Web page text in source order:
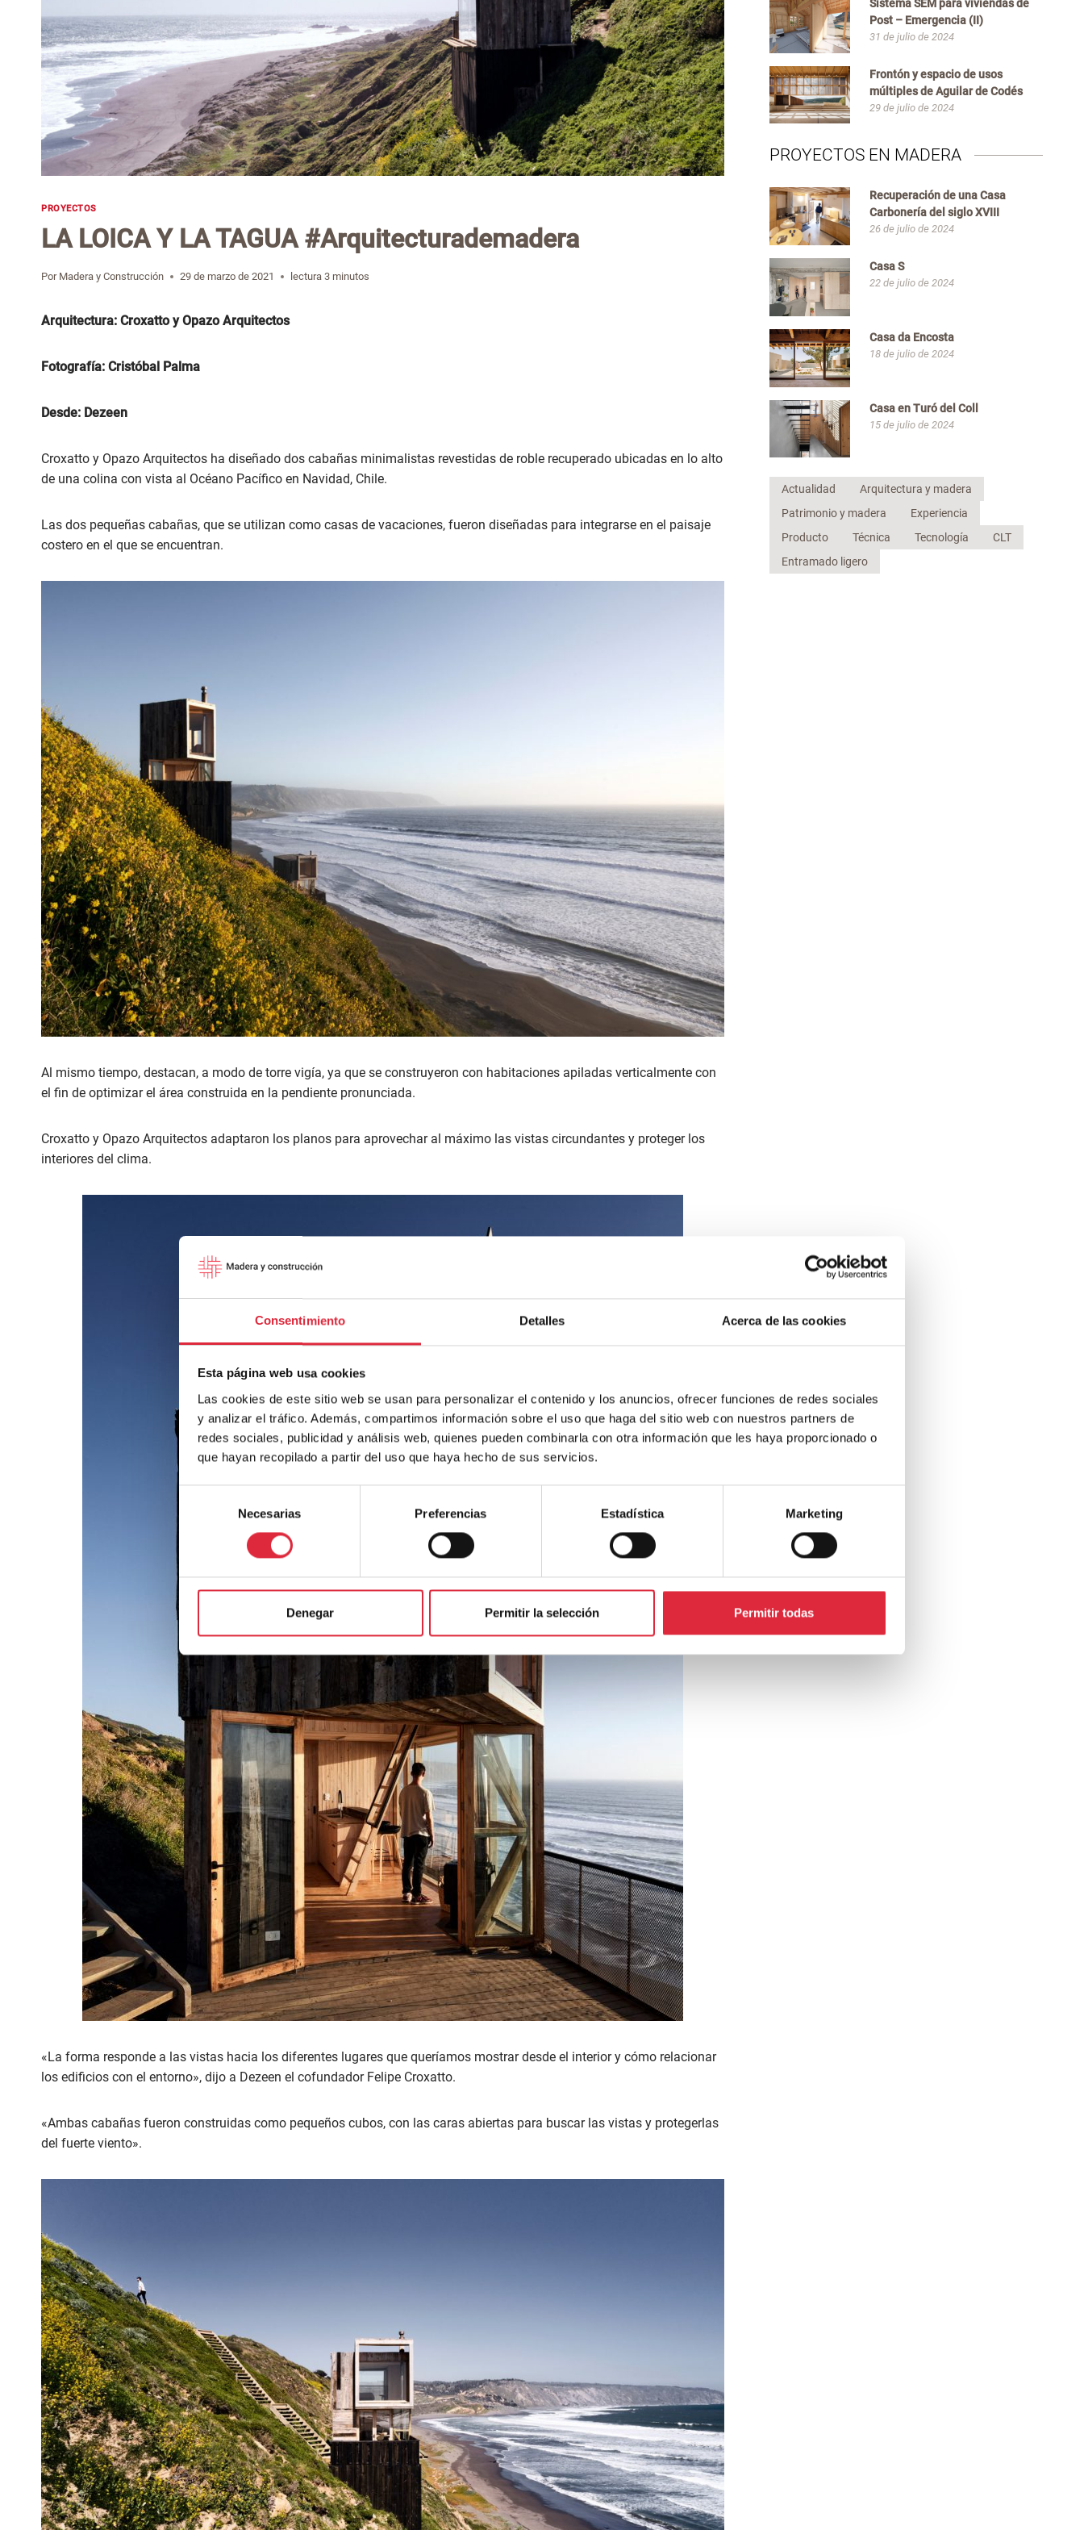
Consentimiento Detalles Acerca de las cookies
Esta página web usa cookies
Las cookies de este sitio web se usan para personalizar el contenido y los anuncios, ofrecer funciones de redes sociales
y analizar el tráfico. Además, compartimos información sobre el uso que haga del sitio web con nuestros partners de
redes sociales, publicidad y análisis web, quienes pueden combinarla con otra información que les haya proporcionado o
que hayan recopilado a partir del uso que haya hecho de sus servicios.
consentimiento
Necesarias Preferencias Estadística Marketing
Denegar Permitir la selección Permitir todas
PROYECTOS
LA LOICA Y LA TAGUA #Arquitecturademadera
Por Madera y Construcción 29 de marzo de 2021 lectura 3 minutos
Arquitectura: Croxatto y Opazo Arquitectos
Fotografía: Cristóbal Palma
Desde: Dezeen
Croxatto y Opazo Arquitectos ha diseñado dos cabañas minimalistas revestidas de roble recuperado ubicadas en lo alto
de una colina con vista al Océano Pacífico en Navidad, Chile.
Las dos pequeñas cabañas, que se utilizan como casas de vacaciones, fueron diseñadas para integrarse en el paisaje
costero en el que se encuentran.
Al mismo tiempo, destacan, a modo de torre vigía, ya que se construyeron con habitaciones apiladas verticalmente con
el fin de optimizar el área construida en la pendiente pronunciada.
Croxatto y Opazo Arquitectos adaptaron los planos para aprovechar al máximo las vistas circundantes y proteger los
interiores del clima.
«La forma responde a las vistas hacia los diferentes lugares que queríamos mostrar desde el interior y cómo relacionar
los edificios con el entorno», dijo a Dezeen el cofundador Felipe Croxatto.
«Ambas cabañas fueron construidas como pequeños cubos, con las caras abiertas para buscar las vistas y protegerlas
del fuerte viento».
Sistema SEM para viviendas de
Post – Emergencia (II)
31 de julio de 2024
Frontón y espacio de usos
múltiples de Aguilar de Codés
29 de julio de 2024
PROYECTOS EN MADERA
Recuperación de una Casa
Carbonería del siglo XVIII
26 de julio de 2024
Casa S
22 de julio de 2024
Casa da Encosta
18 de julio de 2024
Casa en Turó del Coll
15 de julio de 2024
Actualidad
Arquitectura y madera
Patrimonio y madera
Experiencia
Producto
Técnica Tecnología
CLT
Entramado ligero